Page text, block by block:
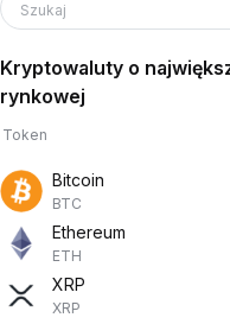
Szukaj
Kryptowaluty o
rynkowej
Token
Bitcoin
BTC
Ethereum
ETH
XRP
XRP